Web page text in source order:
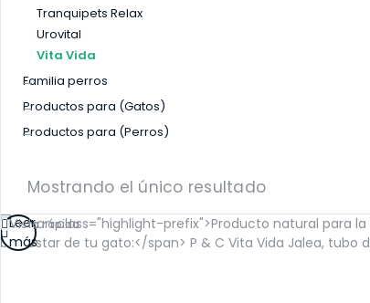
Tranquipets Relax
Urovital
Vita Vida
Familia perros
Productos para (Gatos)
Productos para (Perros)
Mostrando el único resultado
Vista rápida
Leer
más